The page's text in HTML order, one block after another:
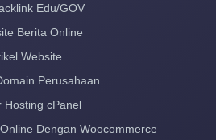
Edu/GOV
Berita Online
Website
Perusahaan
Hosting cPanel
Dengan Woocommerce